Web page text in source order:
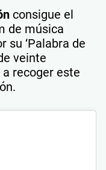
consigue el
de música
su ‘Palabra de
veinte
recoger este